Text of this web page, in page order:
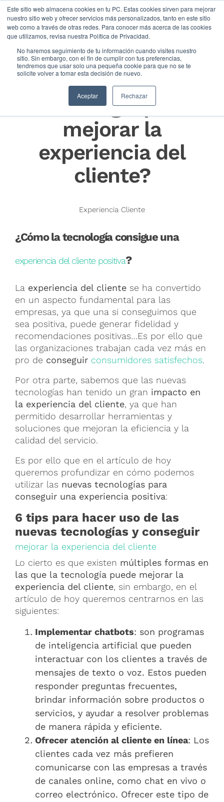
Este sitio web almacena cookies en tu PC. Estas cookies sirven para mejorar
nuestro sitio web y ofrecer servicios más personalizados, tanto en este sitio
web como a través de otras redes. Para conocer más acerca de las cookies
que utilizamos, revisa nuestra Política de Privacidad.
No haremos seguimiento de tu información cuando visites nuestro
sitio. Sin embargo, con el fin de cumplir con tus preferencias,
tendremos que usar solo una pequeña cookie para que no se te
solicite volver a tomar esta decisión de nuevo.
Aceptar Rechazar
¿Cómo utilizar la
tecnología para
mejorar la
experiencia del
cliente?
Experiencia Cliente
¿Cómo la tecnología consigue una
experiencia del cliente positiva?
La experiencia del cliente se ha convertido
en un aspecto fundamental para las
empresas, ya que una si conseguimos que
sea positiva, puede generar fidelidad y
recomendaciones positivas…Es por ello que
las organizaciones trabajan cada vez más en
pro de conseguir consumidores satisfechos.
Por otra parte, sabemos que las nuevas
tecnologías han tenido un gran impacto en
la experiencia del cliente, ya que han
permitido desarrollar herramientas y
soluciones que mejoran la eficiencia y la
calidad del servicio.
Es por ello que en el artículo de hoy
queremos profundizar en cómo podemos
utilizar las nuevas tecnologías para
conseguir una experiencia positiva:
6 tips para hacer uso de las
nuevas tecnologías y conseguir
mejorar la experiencia del cliente
Lo cierto es que existen múltiples formas en
las que la tecnología puede mejorar la
experiencia del cliente, sin embargo, en el
artículo de hoy queremos centrarnos en las
siguientes:
Implementar chatbots: son programas
de inteligencia artificial que pueden
interactuar con los clientes a través de
mensajes de texto o voz. Estos pueden
responder preguntas frecuentes,
brindar información sobre productos o
servicios, y ayudar a resolver problemas
de manera rápida y eficiente.
Ofrecer atención al cliente en línea: Los
clientes cada vez más prefieren
comunicarse con las empresas a través
de canales online, como chat en vivo o
correo electrónico. Ofrecer este tipo de